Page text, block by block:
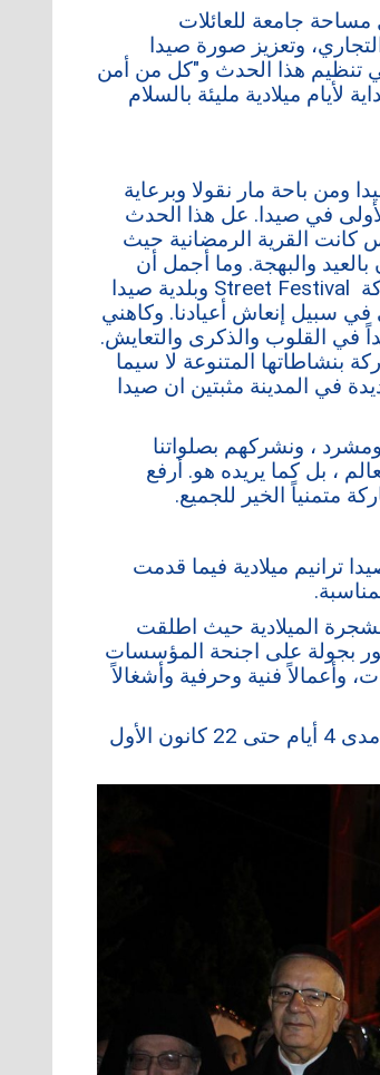
جامعة للعائلات
وتعزيز صورة صيدا
تنظيم هذا الحدث و"كل من أمن
ميلادية مليئة بالسلام
ومن باحة مار نقولا وبرعاية
في صيدا. عل هذا الحدث
كانت القرية الرمضانية حيث
بالعيد والبهجة. وما أجمل أن
تصبح حياتنا عيداً بالتلاقي والفرح معاً. أشكر منظمي هذا البرنامج شركة Street Festival وبلدية صيدا
سبيل إنعاش أعيادنا. وكاهني
في القلوب والذكرى والتعايش.
بنشاطاتها المتنوعة لا سيما
في المدينة مثبتين ان صيدا
ومشرد ، ونشركهم بصلواتنا
، بل كما يريده هو. أرفع
متمنياً الخير للجميع.
ترانيم ميلادية فيما قدمت
الميلادية حيث اطلقت
بجولة على اجنحة المؤسسات
وأعمالاً فنية وحرفية وأشغالاً
إشارة الى أن هذا الحدث هو من تنظيم street festival ، ويمتد على مدى 4 أيام حتى 22 كانون الأول